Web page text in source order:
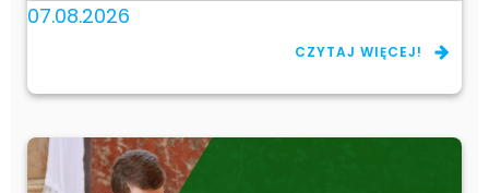
07.08.2026
CZYTAJ WIĘCEJ!